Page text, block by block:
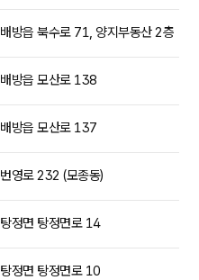
배방읍 북수로 71, 양지부동산 2층
배방읍 모산로 138
배방읍 모산로 137
번영로 232 (모종동)
탕정면 탕정면로 14
탕정면 탕정면로 10